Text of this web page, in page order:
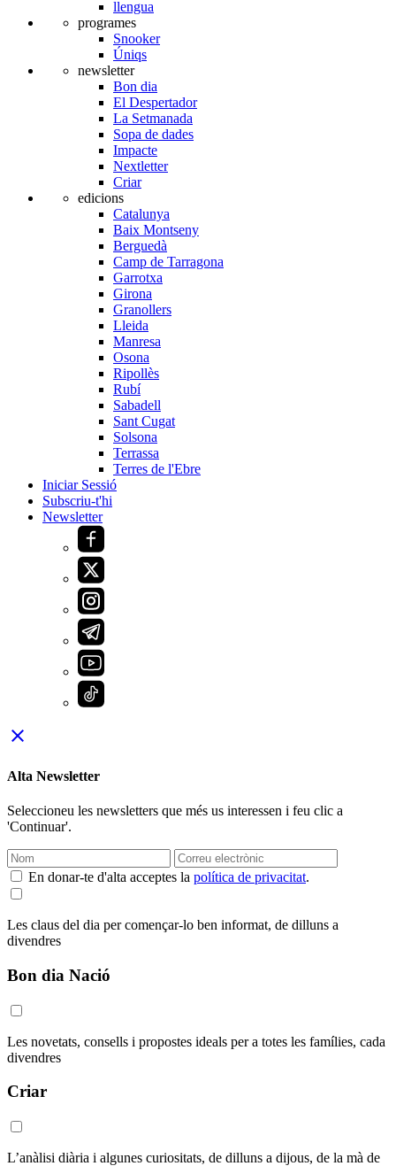
llengua
programes
Snooker
Úniqs
newsletter
Bon dia
El Despertador
La Setmanada
Sopa de dades
Impacte
Nextletter
Criar
edicions
Catalunya
Baix Montseny
Berguedà
Camp de Tarragona
Garrotxa
Girona
Granollers
Lleida
Manresa
Osona
Ripollès
Rubí
Sabadell
Sant Cugat
Solsona
Terrassa
Terres de l'Ebre
Iniciar Sessió
Subscriu-t'hi
Newsletter
close
Alta Newsletter
Seleccioneu les newsletters que més us interessen i feu clic a
'Continuar'.
En donar-te d'alta acceptes la política de privacitat.
Les claus del dia per començar-lo ben informat, de dilluns a
divendres
Bon dia Nació
Les novetats, consells i propostes ideals per a totes les famílies, cada
divendres
Criar
L’anàlisi diària i algunes curiositats, de dilluns a dijous, de la mà de